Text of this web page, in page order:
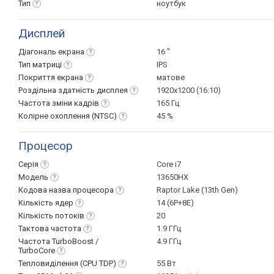
Тип ноутбук
Дисплей
Діагональ екрана
16 "
Тип матриці
IPS
Покриття екрана
матове
Роздільна здатність дисплея
1920x1200 (16:10)
Частота зміни кадрів
165 Гц
Колірне охоплення (NTSC) 45 %
Процесор
Серія
Core i7
Модель
13650HX
Кодова назва процесора
Raptor Lake (13th Gen)
Кількість ядер
14 (6P+8E)
Кількість потоків
20
Тактова частота
1.9 ГГц
Частота TurboBoost /
TurboCore
4.9 ГГц
Тепловиділення (CPUTDP)
55 Вт